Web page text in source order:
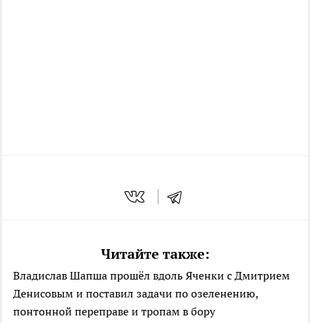
Читайте также:
Владислав Шапша прошёл вдоль Яченки с Дмитрием
Денисовым и поставил задачи по озеленению,
понтонной переправе и тропам в бору